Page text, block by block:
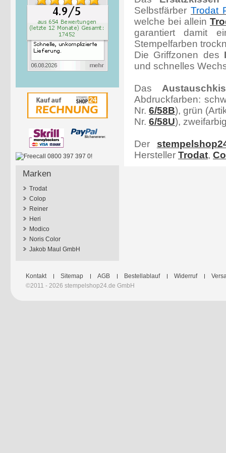
Marken
Trodat
Colop
Reiner
Heri
Modico
Noris Color
Jakob Maul GmbH
SelbstfärberTrodat
welche bei allein
garantiert damit
Stempelfarben
Die Griffzonen des
und schnelles
Das
Abdruckfarben:
Nr.6/58B), grün
Nr. 6/58U),
Der
Hersteller Trodat,
Kontakt Sitemap AGB Bestellablauf Widerruf
©2011 - 2026 stempelshop24.de GmbH